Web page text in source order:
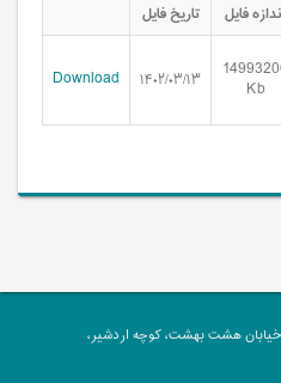
فایل
تاریخ فایل
Kb ۱۴۰۲/۰۳/۱۳ Download
خیابان هشت بهشت، کوچه اردشیر،